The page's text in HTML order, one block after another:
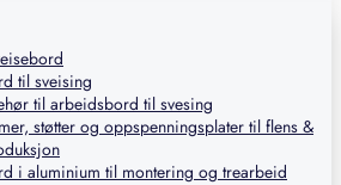
til sveising
til arbeidsbord til svesing
støtter og oppspenningsplater til flens &
i aluminium til montering og trearbeid